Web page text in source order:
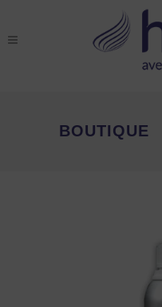
BOUTIQUE